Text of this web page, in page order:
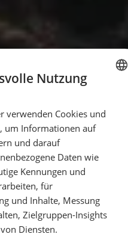
GERMAN
Nutzung
verwenden Cookies und
um Informationen auf
und darauf
Daten wie
Kennungen und
für
und Inhalte, Messung
Zielgruppen-Insights
Diensten.